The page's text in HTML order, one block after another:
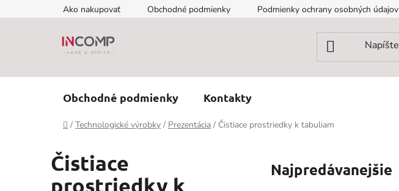
na
Ako nakupovať Obchodné podmienky Podmienky ochrany osobných údajov
Obchodné podmienky Kontakty
Domov
/ Technologické výrobky / Prezentácia / Čistiace prostriedky k tabuliam
Čistiace
prostriedky k
Najpredávanejšie